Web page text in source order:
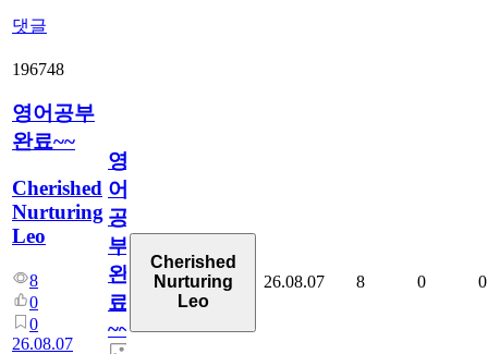
댓글
196748
영어공부
완료~~
Cherished
Nurturing
Leo
8
0
0
26.08.07
영
어
공
부
완
료
~~
Cherished
Nurturing
Leo
26.08.07 8 0 0